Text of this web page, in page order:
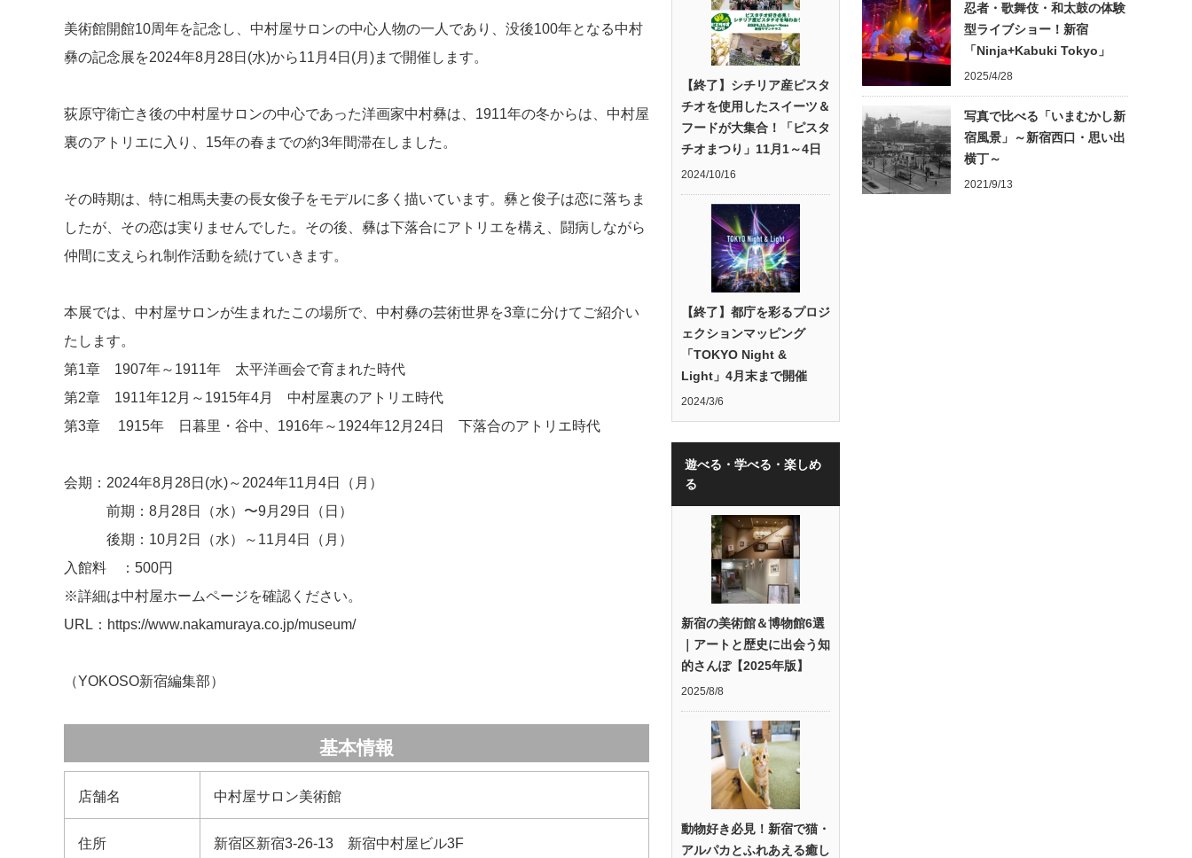
美術館開館10周年を記念し、中村屋サロンの中心人物の一人であり、没後100年となる中村
彝の記念展を2024年8月28日(水)から11月4日(月)まで開催します。
荻原守衛亡き後の中村屋サロンの中心であった洋画家中村彝は、1911年の冬からは、中村屋
裏のアトリエに入り、15年の春までの約3年間滞在しました。
その時期は、特に相馬夫妻の長女俊子をモデルに多く描いています。彝と俊子は恋に落ちま
したが、その恋は実りませんでした。その後、彝は下落合にアトリエを構え、闘病しながら
仲間に支えられ制作活動を続けていきます。
本展では、中村屋サロンが生まれたこの場所で、中村彝の芸術世界を3章に分けてご紹介い
たします。
第1章 1907年～1911年 太平洋画会で育まれた時代
第2章 1911年12月～1915年4月 中村屋裏のアトリエ時代
第3章 1915年 日暮里・谷中、1916年～1924年12月24日 下落合のアトリエ時代
会期：2024年8月28日(水)～2024年11月4日（月）
前期：8月28日（水）〜9月29日（日）
後期：10月2日（水）～11月4日（月）
入館料 ：500円
※詳細は中村屋ホームページを確認ください。
URL：https://www.nakamuraya.co.jp/museum/
（YOKOSO新宿編集部）
基本情報
店舗名 中村屋サロン美術館
住所 新宿区新宿3-26-13 新宿中村屋ビル3F
【終了】シチリア産ピスタ
チオを使用したスイーツ＆
フードが大集合！「ピスタ
チオまつり」11月1～4日
2024/10/16
【終了】都庁を彩るプロジ
ェクションマッピング
「TOKYO Night &
Light」4月末まで開催
2024/3/6
遊べる・学べる・楽しめ
る
新宿の美術館＆博物館6選
｜アートと歴史に出会う知
的さんぽ【2025年版】
2025/8/8
動物好き必見！新宿で猫・
アルパカとふれあえる癒し
忍者・歌舞伎・和太鼓の体験
型ライブショー！新宿
「Ninja+Kabuki Tokyo」
2025/4/28
写真で比べる「いまむかし新
宿風景」～新宿西口・思い出
横丁～
2021/9/13